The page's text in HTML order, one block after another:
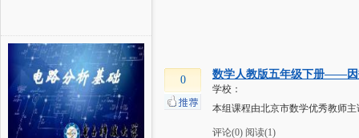
0 数学人教版五年级下册——因
学校：
本组课程由北京市数学优秀教师
评论(0) 阅读(1)